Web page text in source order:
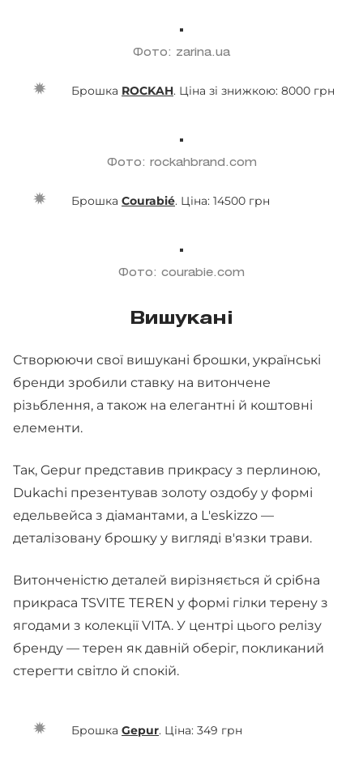
Фото: zarina.ua
Брошка ROCKAH. Ціна зі знижкою: 8000 грн
Фото: rockahbrand.com
Брошка Courabié. Ціна: 14500 грн
Фото: courabie.com
Вишукані
Створюючи свої вишукані брошки, українські
бренди зробили ставку на витончене
різьблення, а також на елегантні й коштовні
елементи.
Так, Gepur представив прикрасу з перлиною,
Dukachi презентував золоту оздобу у формі
едельвейса з діамантами, а L'eskizzo —
деталізовану брошку у вигляді в'язки трави.
Витонченістю деталей вирізняється й срібна
прикраса TSVITE TEREN у формі гілки терену з
ягодами з колекції VITA. У центрі цього релізу
бренду — терен як давній оберіг, покликаний
стерегти світло й спокій.
Брошка Gepur. Ціна: 349 грн